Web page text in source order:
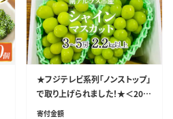
★フジテレビ系列「ノンストップ」
で取り上げられました！★＜202
6年発送先行予約＞南アルプス
寄付金額